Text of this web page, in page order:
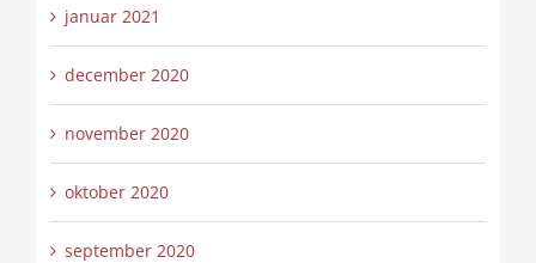
januar 2021
december 2020
november 2020
oktober 2020
september 2020